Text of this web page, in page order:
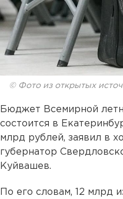
© Фото из открытых
Бюджет Всемирной
состоится в
млрд рублей, заявил в
губернатор
Куйвашев.
По его словам, 12 млрд